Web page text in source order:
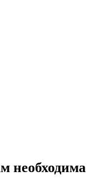
необходима